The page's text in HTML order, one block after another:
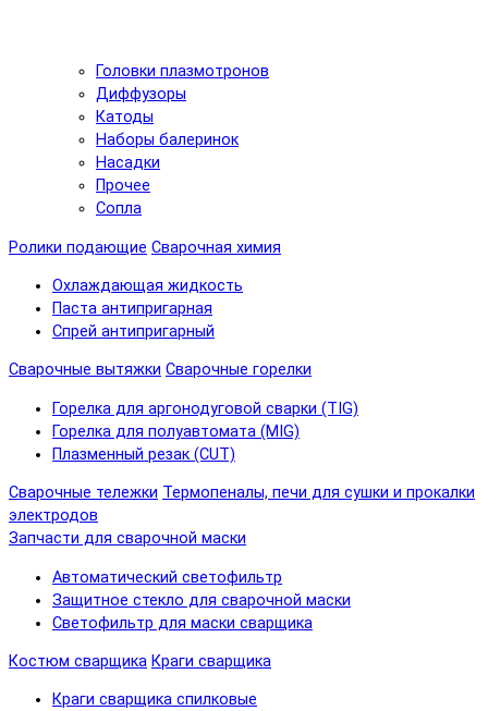
Головки плазмотронов
Диффузоры
Катоды
Наборы балеринок
Насадки
Прочее
Сопла
Ролики подающие Сварочная химия
Охлаждающая жидкость
Паста антипригарная
Спрей антипригарный
Сварочные вытяжки Сварочные горелки
Горелка для аргонодуговой сварки (TIG)
Горелка для полуавтомата (MIG)
Плазменный резак (CUT)
Сварочные тележки Термопеналы, печи для сушки и прокалки
электродов
Запчасти для сварочной маски
Автоматический светофильтр
Защитное стекло для сварочной маски
Светофильтр для маски сварщика
Костюм сварщика Краги сварщика
Краги сварщика спилковые